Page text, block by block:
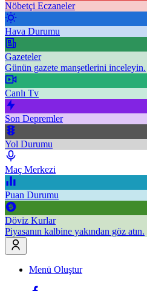
Nöbetçi Eczaneler
Hava Durumu
Gazeteler
Günün gazete manşetlerini inceleyin.
Canlı Tv
Son Depremler
Yol Durumu
Maç Merkezi
Puan Durumu
Döviz Kurlar
Piyasanın kalbine yakından göz atın.
Menü Oluştur